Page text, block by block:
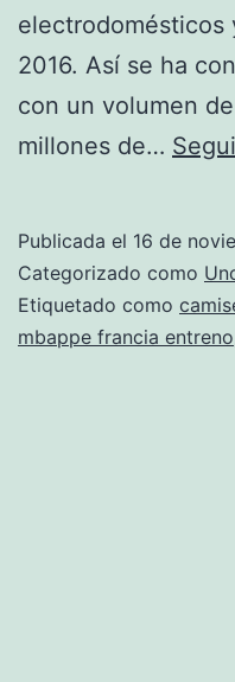
electrodomésticos
2016. Así se ha
con un volumen
millones de…
Publicada el 16 de
Categorizado como
Etiquetado como
mbappe francia entreno